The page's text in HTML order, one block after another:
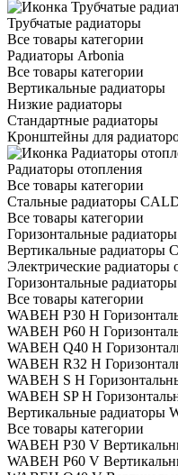
Трубчатые радиаторы
Все товары категории
Радиаторы Arbonia
Все товары категории
Вертикальные радиаторы
Низкие радиаторы
Стандартные радиаторы
Кронштейны для
Радиаторы отопления
Все товары категории
Стальные радиаторы
Все товары категории
Горизонтальные
Вертикальные радиаторы
Электрические радиаторы
Горизонтальные
Все товары категории
WABEH P30 H
WABEH P60 H
WABEH Q40 H
WABEH R32 H
WABEH S H
WABEH SP H
Вертикальные радиаторы
Все товары категории
WABEH P30 V
WABEH P60 V